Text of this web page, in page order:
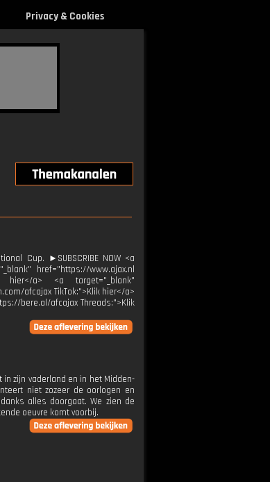
Privacy & Cookies
Cup. ►SUBSCRIBE NOW <a
href="https://www.ajax.nl
hier</a> <a target="_blank"
afcajax TikTok:">Klik hier</a>
bere.al/afcajax Threads:">Klik
zijn vaderland en in het Midden-
niet zozeer de oorlogen en
alles doorgaat. We zien de
oeuvre komt voorbij.